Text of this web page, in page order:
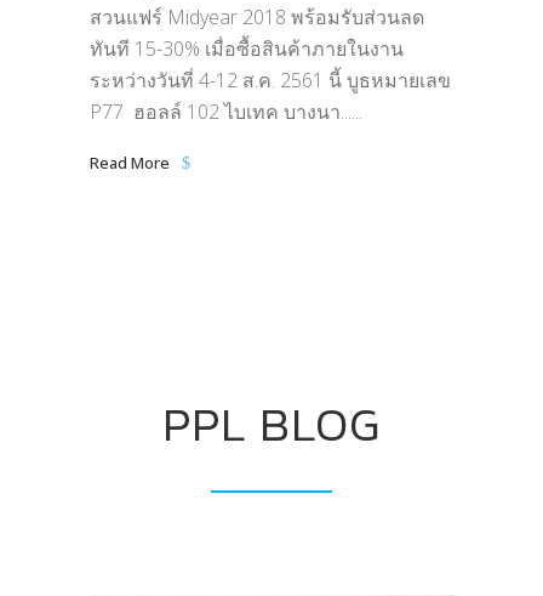
สวนแฟร์ Midyear 2018 พร้อมรับส่วนลด
ทันที 15-30% เมื่อซื้อสินค้าภายในงาน
ระหว่างวันที่ 4-12 ส.ค. 2561 นี้ บูธหมายเลข
P77 ฮอลล์ 102 ไบเทค บางนา......
Read More
PPL BLOG